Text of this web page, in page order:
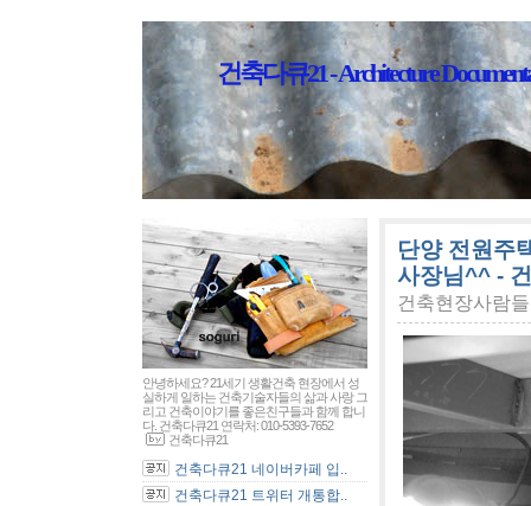
건축다큐21 - Architecture
단양 전원주
사장님^^ -
건축현장사람들
안녕하세요? 21세기 생활건축 현장에서 성
실하게 일하는 건축기술자들의 삶과 사랑 그
리고 건축이야기를 좋은친구들과 함께 합니
다. 건축다큐21 연락처: 010-5393-7652
건축다큐21
건축다큐21 네이버카페 입..
건축다큐21 트위터 개통합..